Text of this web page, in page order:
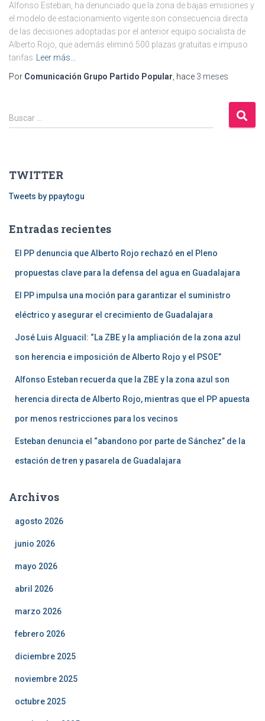
Alfonso Esteban, ha denunciado que la zona de bajas emisiones y
el modelo de estacionamiento vigente son consecuencia directa
de las decisiones adoptadas por el anterior equipo socialista de
Alberto Rojo, que además eliminó 500 plazas gratuitas e impuso
tarifas Leer más…
Por Comunicación Grupo Partido Popular, hace 3 meses
B
u
r
:
Buscar …
TWITTER
Tweets by ppaytogu
Entradas recientes
El PP denuncia que Alberto Rojo rechazó en el Pleno
propuestas clave para la defensa del agua en Guadalajara
El PP impulsa una moción para garantizar el suministro
eléctrico y asegurar el crecimiento de Guadalajara
José Luis Alguacil: “La ZBE y la ampliación de la zona azul
son herencia e imposición de Alberto Rojo y el PSOE”
Alfonso Esteban recuerda que la ZBE y la zona azul son
herencia directa de Alberto Rojo, mientras que el PP apuesta
por menos restricciones para los vecinos
Esteban denuncia el “abandono por parte de Sánchez” de la
estación de tren y pasarela de Guadalajara
Archivos
agosto 2026
junio 2026
mayo 2026
abril 2026
marzo 2026
febrero 2026
diciembre 2025
noviembre 2025
octubre 2025